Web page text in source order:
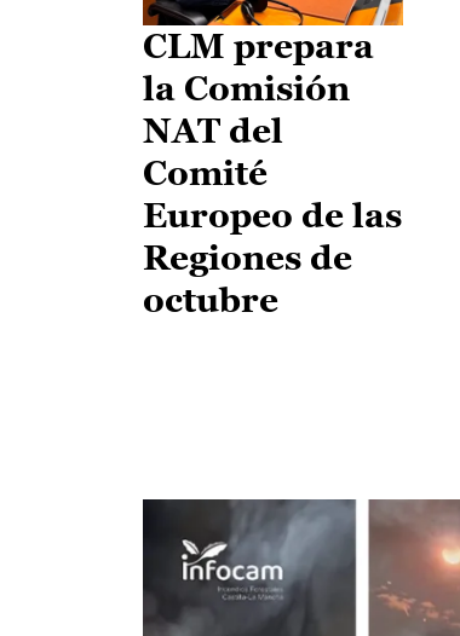
CLM prepara
la Comisión
NAT del
Comité
Europeo de las
Regiones de
octubre